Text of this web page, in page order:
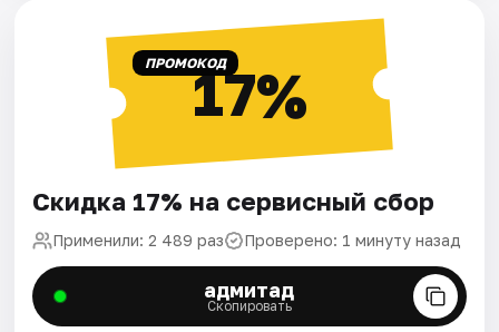
ПРОМОКОД17%
Скидка 17% на сервисный сбор
Применили: 2 489 раз Проверено: 1 минуту назад
адмитад
Скопировать